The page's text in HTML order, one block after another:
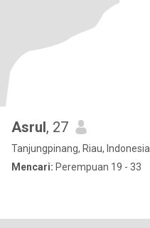
Asrul, 27
Tanjungpinang, Riau, Indonesia
Mencari: Perempuan 19 - 33